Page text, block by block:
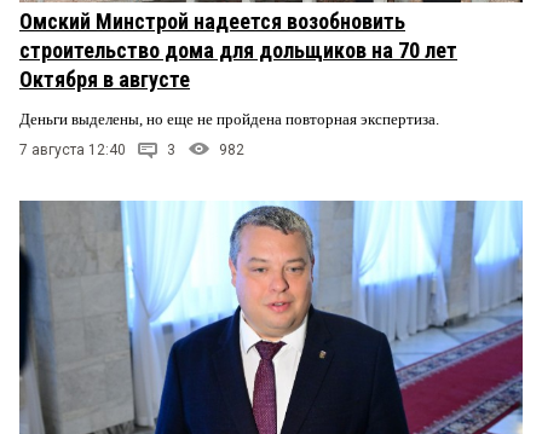
Омский Минстрой надеется возобновить
строительство дома для дольщиков на 70 лет
Октября в августе
Деньги выделены, но еще не пройдена повторная экспертиза.
7 августа 12:40 3 982